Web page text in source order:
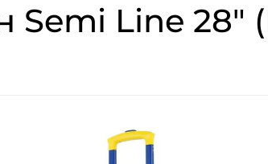
Semi Line 28"